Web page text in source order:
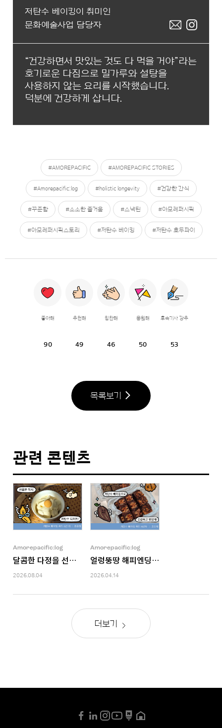
저탄수 베이킹이 취미인
문화예술사업 담당자
“건강하면서 맛있는 것도 다 먹을 거야”라는
호기로운 다짐으로 밀가루와 설탕을
사용하지 않는 요리를 시작했습니다.
덕분에 건강하게 삽니다.
#AMOREPACIFIC #AMOREPACIFIC STORIES
#Amorepacific:log #holistic longevity #건강한 간식
#꾸준함 #소소한 즐거움 #스낵틴 #아모레퍼시픽
#아모레퍼시픽스토리 #저탄수 베이킹 #저탄수 호두파이
좋아해
90
추천해
49
칭찬해
46
응원해
50
후속기사 강추
53
목록보기
관련 콘텐츠
Amorepacific:log
달콤한 다정을 선물하는 일
2026.08.04
Amorepacific:log
얼렁뚱땅 해피엔딩: 나에게 너그러워지
2026.04.14
더보기